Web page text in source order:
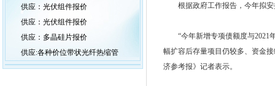
供应：光伏组件报价
供应：光伏组件报价
供应：多晶硅片报价
供应:各种价位带状光纤热缩管
根据政府工作报告，今年拟安
“今年新增专项债额度与2021年
幅扩容后存量项目仍较多、资金
济参考报》记者表示。